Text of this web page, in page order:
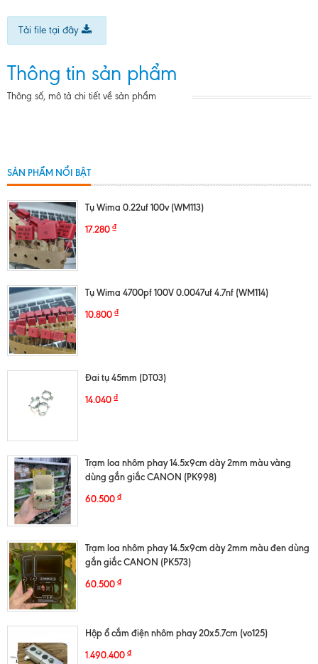
Tải file tại đây
Thông tin sản phẩm
Thông số, mô tả chi tiết về sản phẩm
SẢN PHẨM NỔI BẬT
Tụ Wima 0.22uf 100v (WM113)
17.280 ₫
Tụ Wima 4700pf 100V 0.0047uf 4.7nf (WM114)
10.800 ₫
Đai tụ 45mm (DT03)
14.040 ₫
Trạm loa nhôm phay 14.5x9cm dày 2mm màu vàng
dùng gắn giắc CANON (PK998)
60.500 ₫
Trạm loa nhôm phay 14.5x9cm dày 2mm màu đen dùng
gắn giắc CANON (PK573)
60.500 ₫
Hộp ổ cắm điện nhôm phay 20x5.7cm (vo125)
1.490.400 ₫